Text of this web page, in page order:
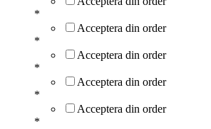
*
Acceptera din order
*
Acceptera din order
*
Acceptera din order
*
Acceptera din order
*